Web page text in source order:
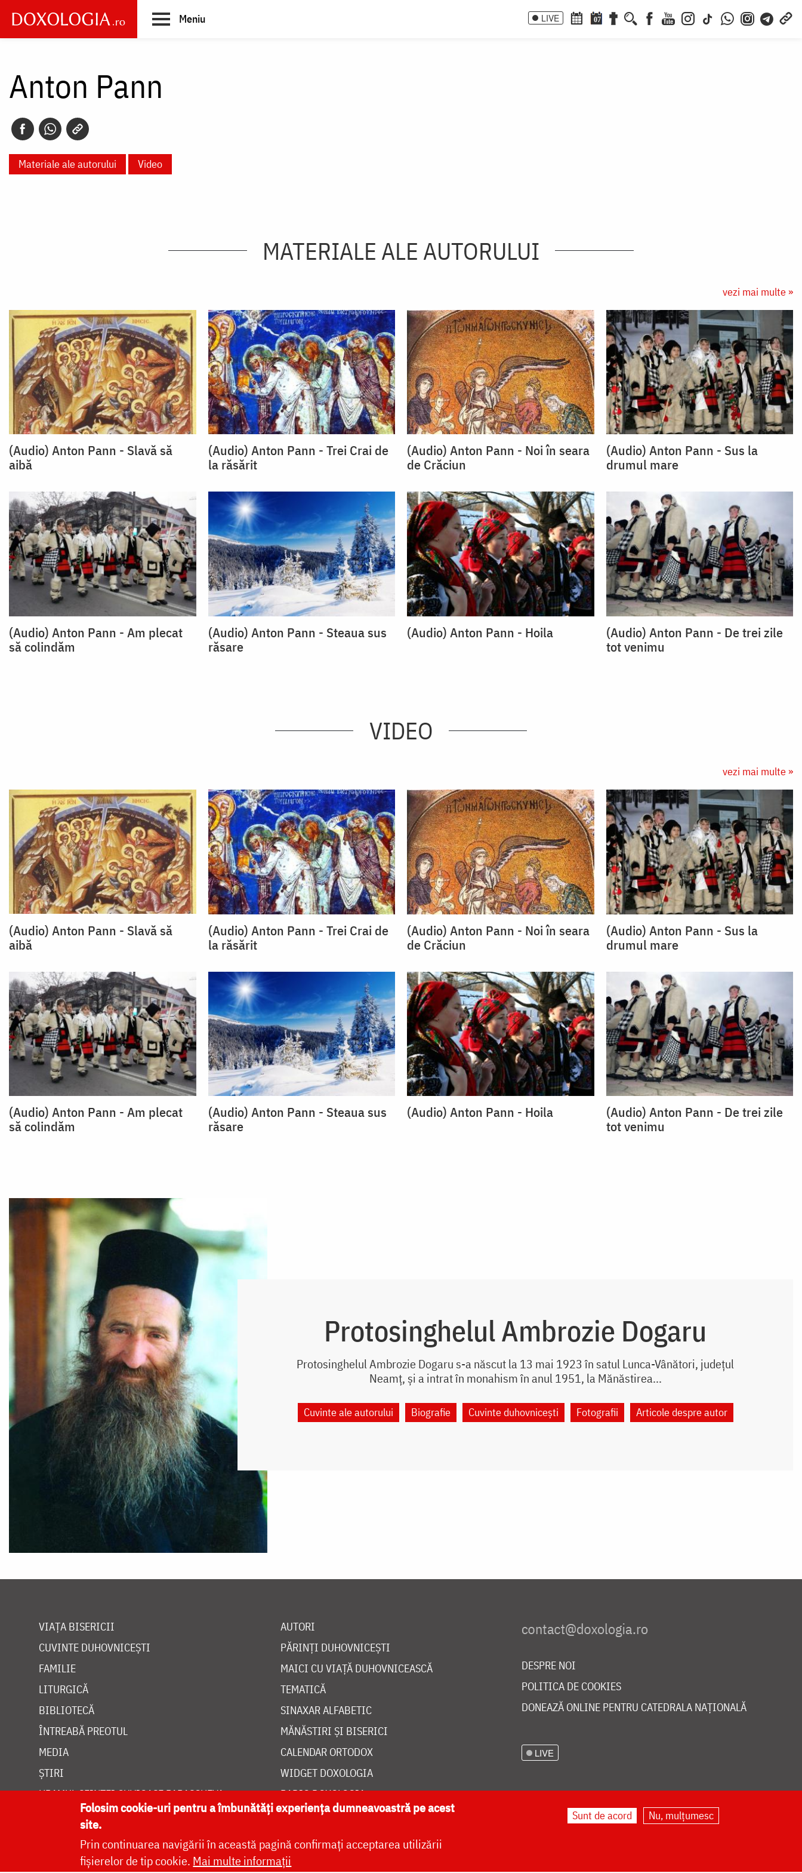
main
Meniu LIVE 07
Anton Pann
Materiale ale autorului Video
MATERIALE ALE AUTORULUI
vezi mai multe »
(Audio) Anton Pann - Slavă să
aibă
(Audio) Anton Pann - Trei Crai de
la răsărit
(Audio) Anton Pann - Noi în seara
de Crăciun
(Audio) Anton Pann - Sus la
drumul mare
(Audio) Anton Pann - Am plecat
să colindăm
(Audio) Anton Pann - Steaua sus
răsare
(Audio) Anton Pann - Hoila
(Audio) Anton Pann - De trei zile
tot venimu
VIDEO
vezi mai multe »
(Audio) Anton Pann - Slavă să
aibă
(Audio) Anton Pann - Trei Crai de
la răsărit
(Audio) Anton Pann - Noi în seara
de Crăciun
(Audio) Anton Pann - Sus la
drumul mare
(Audio) Anton Pann - Am plecat
să colindăm
(Audio) Anton Pann - Steaua sus
răsare
(Audio) Anton Pann - Hoila
(Audio) Anton Pann - De trei zile
tot venimu
Protosinghelul Ambrozie Dogaru
Protosinghelul Ambrozie Dogaru s-a născut la 13 mai 1923 în satul Lunca-Vânători, județul
Neamț, și a intrat în monahism în anul 1951, la Mănăstirea...
Cuvinte ale autorului Biografie Cuvinte duhovnicești Fotografii Articole despre autor
VIAȚA BISERICII
CUVINTE DUHOVNICEȘTI
FAMILIE
LITURGICĂ
BIBLIOTECĂ
ÎNTREABĂ PREOTUL
MEDIA
ȘTIRI
HRAMUL SFINTEI CUVIOASE PARASCHEVA
AUTORI
PĂRINȚI DUHOVNICEȘTI
MAICI CU VIAȚĂ DUHOVNICEASCĂ
TEMATICĂ
SINAXAR ALFABETIC
MĂNĂSTIRI ȘI BISERICI
CALENDAR ORTODOX
WIDGET DOXOLOGIA
RADIO DOXOLOGIA
DESPRE NOI
POLITICA DE COOKIES
DONEAZĂ ONLINE PENTRU CATEDRALA NAȚIONALĂ
LIVE
Site dezvoltat de
Folosim cookie-uri pentru a îmbunătăți experiența dumneavoastră pe acest
site.
Prin continuarea navigării în această pagină confirmați acceptarea utilizării
fișierelor de tip cookie. Mai multe informații
Sunt de acord Nu, mulțumesc